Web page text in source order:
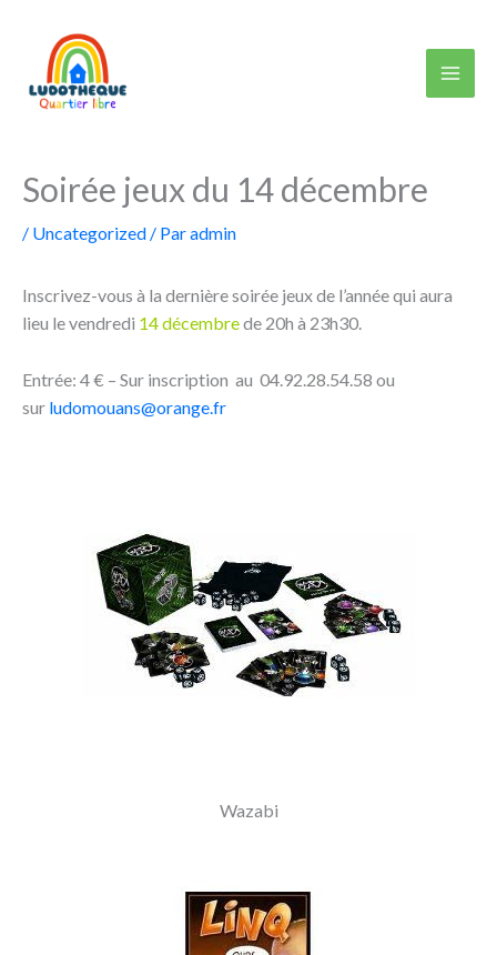
contenu
Soirée jeux du 14 décembre
/ Uncategorized / Paradmin
Inscrivez-vous à la dernière soirée jeux de l’année qui aura
lieu le vendredi 14 décembrede 20h à 23h30.
Entrée: 4 € – Sur inscription au 04.92.28.54.58 ou
sur ludomouans@orange.fr
Wazabi